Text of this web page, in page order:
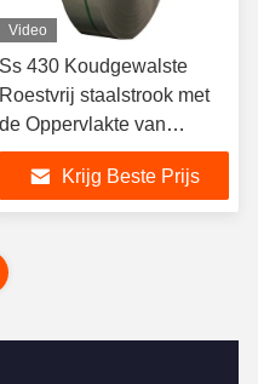
Video
Ss 430 Koudgewalste
Roestvrij staalstrook met
de Oppervlakte van
BEDELAARShailrine
Krijg Beste Prijs